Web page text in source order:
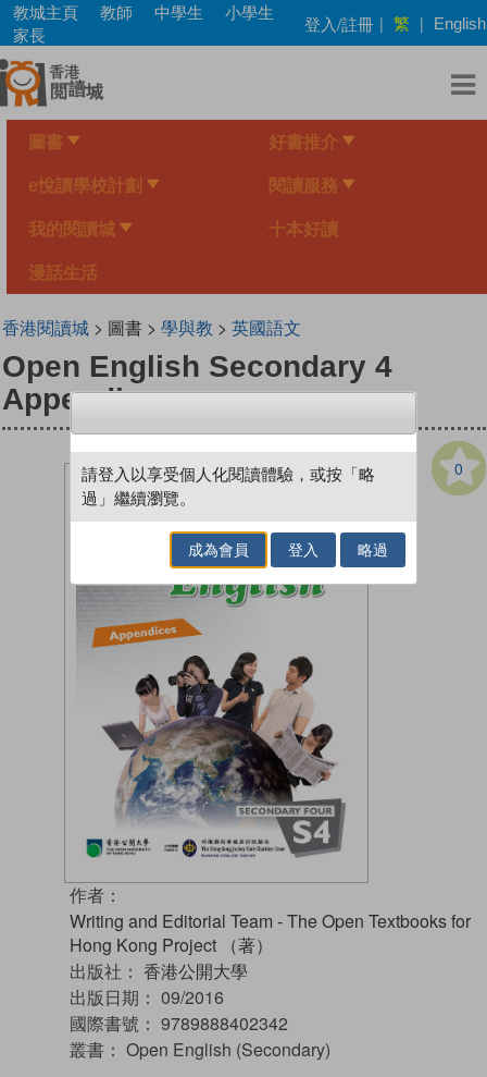
Skip
main
content
教城主頁 教師 中學生
小學生
家長
登入/註冊 | 繁 | English
圖書 好書推介
e悅讀學校計劃 閱讀服務
我的閱讀城 十本好讀
漫話生活
香港閱讀城> 圖書 > 學與教 > 英國語文
Open English Secondary 4
Appendices
0
作者：
Writing and Editorial Team - The Open Textbooks for
Hong Kong Project （著）
出版社： 香港公開大學
出版日期： 09/2016
國際書號： 9789888402342
叢書： Open English (Secondary)
請登入以享受個人化閱讀體驗，或按「略
過」繼續瀏覽。
成為會員 登入 略過